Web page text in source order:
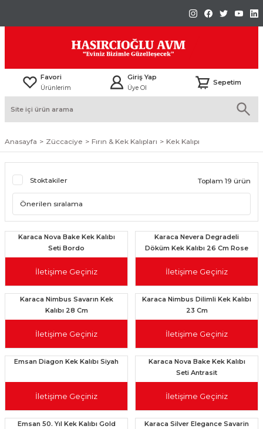
Favori
Ürünlerim
Giriş Yap
Üye Ol
Sepetim
Anasayfa Züccaciye Fırın & Kek Kalıpları Kek Kalıpı
Stoktakiler Toplam 19 ürün
Karaca Nova Bake Kek Kalıbı
Seti Bordo
İletişime Geçiniz
Karaca Nevera Degradeli
Döküm Kek Kalıbı 26 Cm Rose
Gold
İletişime Geçiniz
Karaca Nimbus Savarın Kek
Kalıbı 28 Cm
İletişime Geçiniz
Karaca Nimbus Dilimli Kek Kalıbı
23 Cm
İletişime Geçiniz
Emsan Diagon Kek Kalıbı Siyah
İletişime Geçiniz
Karaca Nova Bake Kek Kalıbı
Seti Antrasit
İletişime Geçiniz
Emsan 50. Yıl Kek Kalıbı Gold
Karaca Silver Elegance Savarin